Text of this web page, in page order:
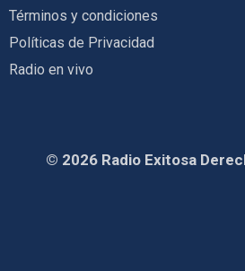
Términos y condiciones
Políticas de Privacidad
Radio en vivo
© 2026 Radio Exitosa